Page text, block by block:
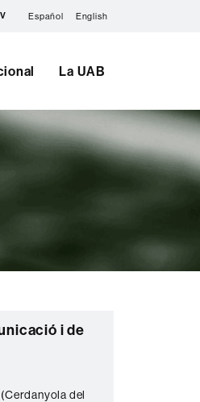
Español English
La UAB
i de
del